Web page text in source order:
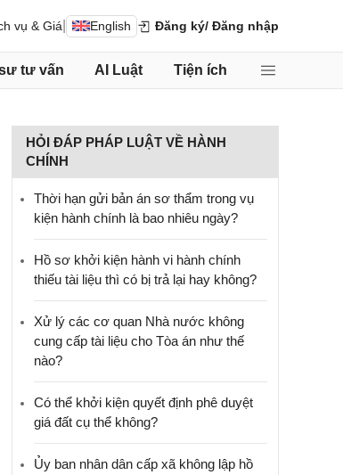
vụ & Giá English Đăng ký/ Đăng nhập
tư vấn AI Luật Tiện ích
HỎI ĐÁP PHÁP LUẬT VỀ HÀNH
CHÍNH
Thời hạn gửi bản án sơ thẩm trong vụ
kiện hành chính là bao nhiêu ngày?
Hồ sơ khởi kiện hành vi hành chính
thiếu tài liệu thì có bị trả lại hay không?
Xử lý các cơ quan Nhà nước không
cung cấp tài liệu cho Tòa án như thế
nào?
Có thể khởi kiện quyết định phê duyệt
giá đất cụ thể không?
Ủy ban nhân dân cấp xã không lập hồ